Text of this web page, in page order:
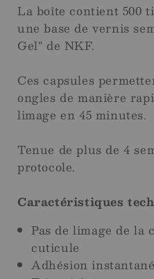
La boîte contient 500
une base de vernis
Gel" de NKF.
Ces capsules
ongles de manière
limage en 45 minutes.
Tenue de plus de 4
protocole.
Caractéristiques
Pas de limage de la
cuticule
Adhésion